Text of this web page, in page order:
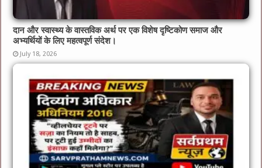
दान और स्वास्थ्य के वास्तविक अर्थ पर एक विशेष दृष्टिकोण समाज और
अभ्यर्थियों के लिए महत्वपूर्ण संदेश।
July 18, 2026